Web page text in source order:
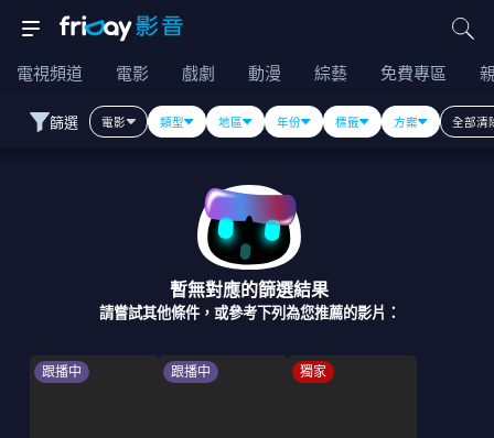
電視頻道 電影 戲劇 動漫 綜藝 免費專區
篩選 電影 類型 地區 年份 標籤 方案 全部清
暫無對應的篩選結果
請嘗試其他條件，或參考下列為您推薦的影片：
跟播中 跟播中 獨家